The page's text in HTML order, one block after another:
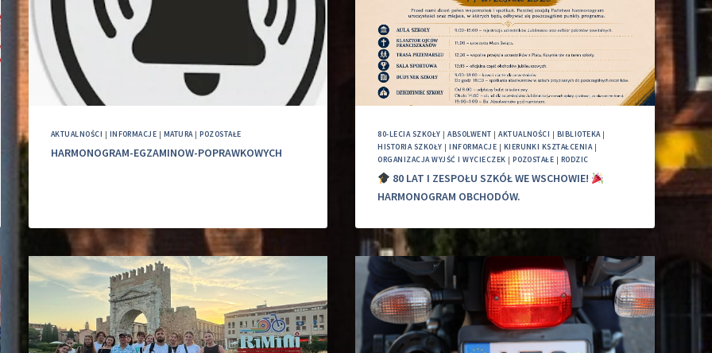
AKTUALNOŚCI | INFORMACJE | MATURA |POZOSTAŁE
HARMONOGRAM-EGZAMINOW-POPRAWKOWYCH
80-LECIA SZKOŁY |ABSOLWENT |AKTUALNOŚCI | BIBLIOTEKA |
HISTORIA SZKOŁY |INFORMACJE | KIERUNKI KSZTAŁCENIA |
ORGANIZACJA WYJŚĆ I WYCIECZEK |POZOSTAŁE | RODZIC
80 LAT I ZESPOŁU SZKÓŁ WE WSCHOWIE!
HARMONOGRAM OBCHODÓW.